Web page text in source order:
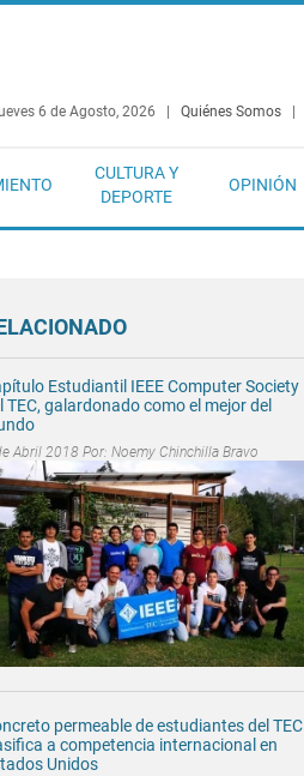
6 de Agosto, 2026 Quiénes Somos
CULTURA Y
DEPORTE
OPINIÓN
Estudiantil IEEE Computer Society
TEC, galardonado como el mejor del
Abril 2018 Por: Noemy Chinchilla Bravo
permeable de estudiantes del TEC
a competencia internacional en
Unidos